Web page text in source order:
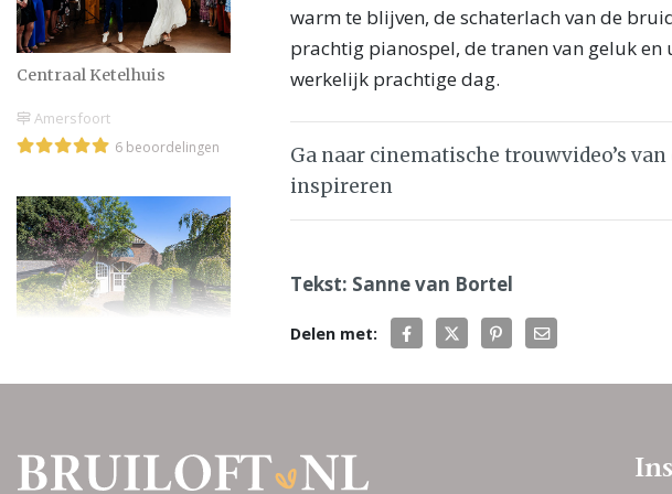
Centraal Ketelhuis
Amersfoort
6 beoordelingen
De Klomp
warm te blijven, de schaterlach van de
prachtig pianospel, de tranen van geluk
werkelijk prachtige dag.
Ga naar cinematische trouwvideo’s van
inspireren
Tekst: Sanne van Bortel
Delen met: